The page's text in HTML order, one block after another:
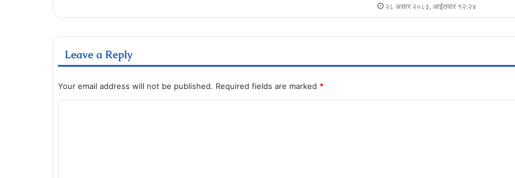
२८ असार २०८३, आईतवार १२:२४
Leave a Reply
Your email address will not be published. Required fields are marked *